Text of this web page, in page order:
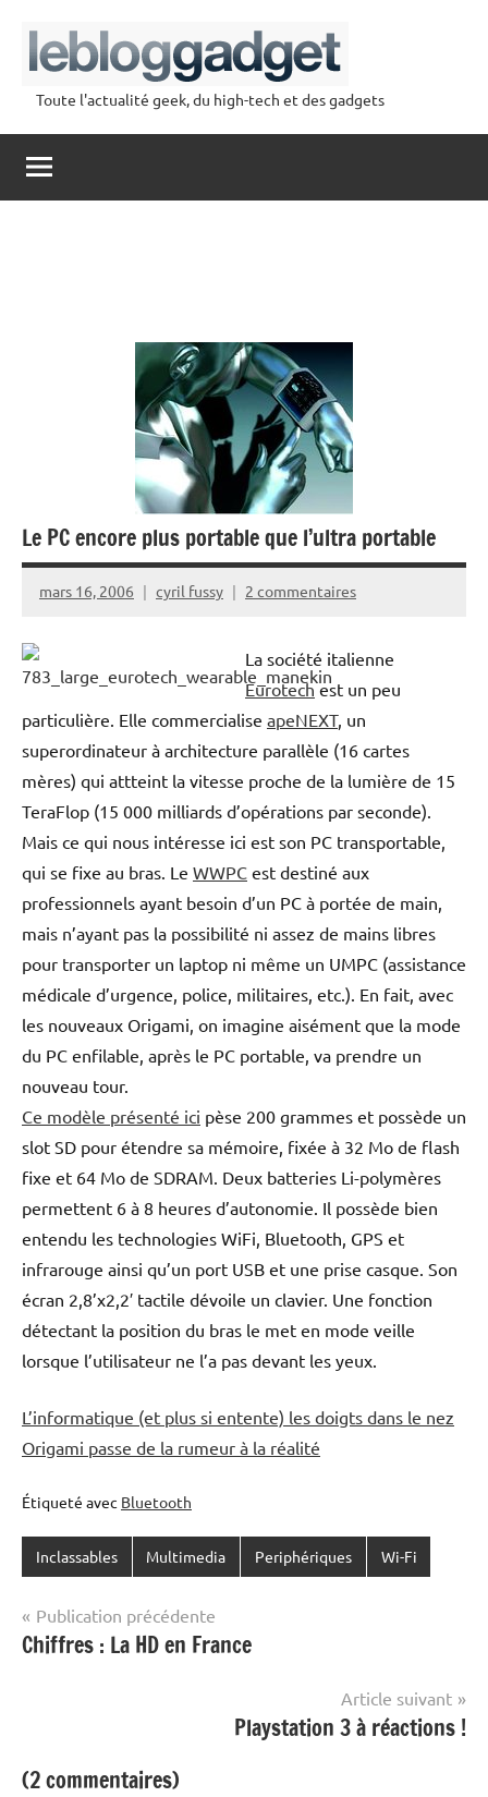
contenu
lebloggadget
Toute l'actualité geek, du high-tech et des gadgets
Le PC encore plus portable que l’ultra portable
mars 16, 2006 cyril fussy 2 commentaires
La société italienne
Eurotechest un peu
particulière. Elle commercialise apeNEXT, un
superordinateur à architecture parallèle (16 cartes
mères) qui attteint la vitesse proche de la lumière de 15
TeraFlop (15 000 milliards d’opérations par seconde).
Mais ce qui nous intéresse ici est son PC transportable,
qui se fixe au bras. Le WWPC est destiné aux
professionnels ayant besoin d’un PC à portée de main,
mais n’ayant pas la possibilité ni assez de mains libres
pour transporter un laptop ni même un UMPC (assistance
médicale d’urgence, police, militaires, etc.). En fait, avec
les nouveaux Origami, on imagine aisément que la mode
du PC enfilable, après le PC portable, va prendre un
nouveau tour.
Ce modèle présenté ici pèse 200 grammes et possède un
slot SD pour étendre sa mémoire, fixée à 32 Mo de flash
fixe et 64 Mo de SDRAM. Deux batteries Li-polymères
permettent 6 à 8 heures d’autonomie. Il possède bien
entendu les technologies WiFi, Bluetooth, GPS et
infrarouge ainsi qu’un port USB et une prise casque. Son
écran 2,8’x2,2′ tactile dévoile un clavier. Une fonction
détectant la position du bras le met en mode veille
lorsque l’utilisateur ne l’a pas devant les yeux.
L’informatique (et plus si entente) les doigts dans le nez
Origami passe de la rumeur à la réalité
Étiqueté avec Bluetooth
Inclassables Multimedia Periphériques Wi-Fi
Navigation
de
Publication précédente
Chiffres : La HD en France
Article suivant
Playstation 3 à réactions !
(2 commentaires)